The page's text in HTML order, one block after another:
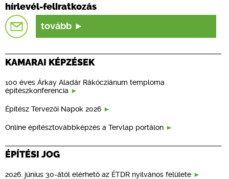
hírlevél-feliratkozás
tovább
KAMARAI KÉPZÉSEK
100 éves Árkay Aladár Rákócziánum temploma
építészkonferencia
Építész Tervezői Napok 2026
Online építésztovábbképzés a Tervlap portálon
ÉPÍTÉSI JOG
2026. június 30-ától elérhető az ÉTDR nyilvános felülete